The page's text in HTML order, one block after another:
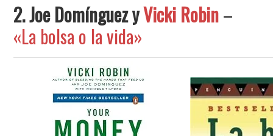
2. Joe Domínguez yVicki Robin–
«La bolsa o la vida»